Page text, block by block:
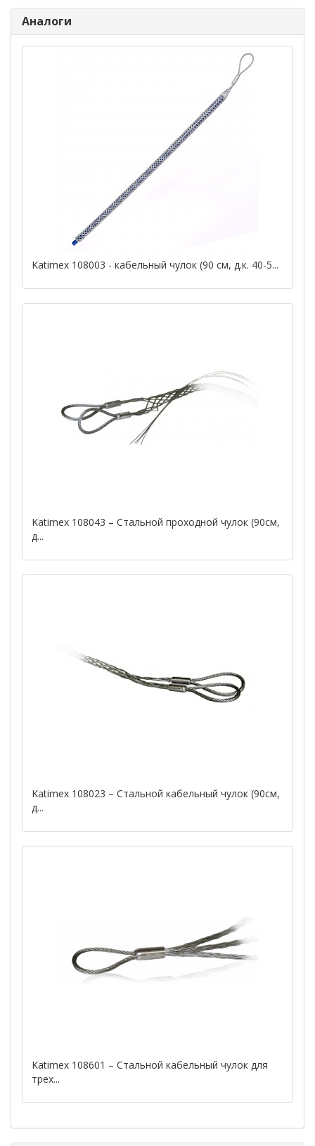
Аналоги
Katimex 108003 - кабельный чулок (90 см, д.к. 40-5...
Katimex 108043 – Стальной проходной чулок (90см,
д...
Katimex 108023 – Стальной кабельный чулок (90см,
д...
Katimex 108601 – Стальной кабельный чулок для
трех...